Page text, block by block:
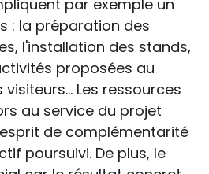
par exemple un
: la préparation des
l'installation des stands,
proposées au
Les ressources
au service du projet
de complémentarité
poursuivi. De plus, le